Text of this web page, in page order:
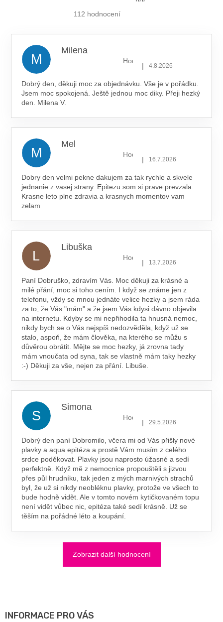
112 hodnocení
M
Milena
Hodnocení obchodu je 5 z 5
| 4.8.2026
Dobrý den, děkuji moc za objednávku. Vše je v pořádku.
Jsem moc spokojená. Ještě jednou moc diky. Přeji hezký
den. Milena V.
M
Mel
Hodnocení obchodu je 5 z 5
| 16.7.2026
Dobry den velmi pekne dakujem za tak rychle a skvele
jednanie z vasej strany. Epitezu som si prave prevzala.
Krasne leto plne zdravia a krasnych momentov vam
zelam
L
Libuška
Hodnocení obchodu je 5 z 5
| 13.7.2026
Paní Dobruško, zdravím Vás. Moc děkuji za krásné a
milé přání, moc si toho cením. I když se známe jen z
telefonu, vždy se mnou jednáte velice hezky a jsem ráda
za to, že Vás "mám" a že jsem Vás kdysi dávno objevila
na internetu. Kdyby se mi nepřihodila ta hnusná nemoc,
nikdy bych se o Vás nejspíš nedozvěděla, když už se
stalo, aspoň, že mám člověka, na kterého se můžu s
důvěrou obrátit. Mějte se moc hezky, já zrovna tady
mám vnoučata od syna, tak se vlastně mám taky hezky
:-) Děkuji za vše, nejen za přání. Libuše.
S
Simona
Hodnocení obchodu je 5 z 5
| 29.5.2026
Dobrý den paní Dobromilo, včera mi od Vás přišly nové
plavky a aqua epitéza a prostě Vám musím z celého
srdce poděkovat. Plavky jsou naprosto úžasné a sedí
perfektně. Když mě z nemocnice propouštěli s jizvou
přes půl hrudníku, tak jeden z mých marnivých strachů
byl, že už si nikdy neobléknu plavky, protože ve všech to
bude hodně vidět. Ale v tomto novém kytičkovaném topu
není vidět vůbec nic, epitéza také sedí krásně. Už se
těším na pořádné léto a koupání.
Zobrazit další hodnocení
INFORMACE PRO VÁS